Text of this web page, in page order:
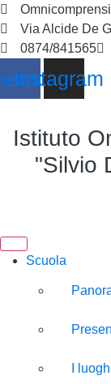
Via Alcide De
0874/841565
Instagram
Istituto
"Silvio
Scuola
I